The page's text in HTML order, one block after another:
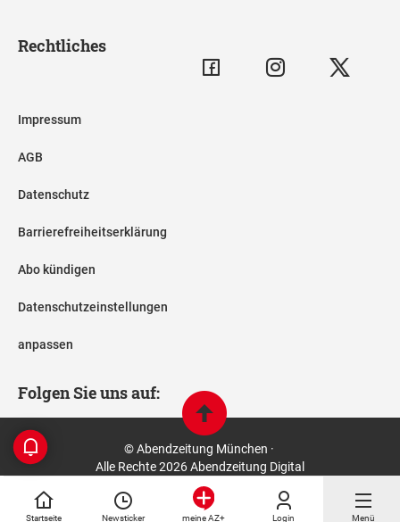
Startseite Newsticker meine AZ+ Login Menü
Rechtliches
Impressum
AGB
Datenschutz
Barrierefreiheitserklärung
Abo kündigen
Datenschutzeinstellungen
anpassen
Folgen Sie uns auf:
© Abendzeitung München ·
Alle Rechte 2026 Abendzeitung Digital